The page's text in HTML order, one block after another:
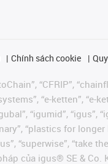
Chính sách cookie
“CFRIP”,
“e-ketten”, “e-
“igumid”,
“plastics for longer
“superwise”, “take
của igus® SE &